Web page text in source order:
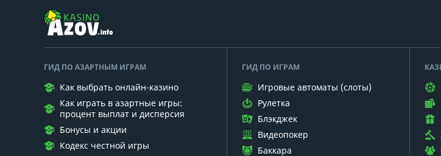
ГИД ПО АЗАРТНЫМ ИГРАМ
Как выбрать онлайн-казино
Как играть в азартные игры:
процент выплат и дисперсия
Бонусы и акции
Кодекс честной игры
ГИД ПО ИГРАМ
Игровые автоматы (слоты)
Рулетка
Блэкджек
Видеопокер
Баккара